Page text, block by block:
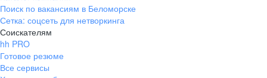
Поиск по вакансиям в Беломорске
Сетка: соцсеть для нетворкинга
Соискателям
hh PRO
Готовое резюме
Все сервисы